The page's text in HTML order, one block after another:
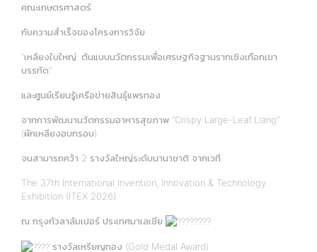
คณะเกษตรศาสตร์
กับความสำเร็จของโครงการวิจัย
“เหลียงใบใหญ่: ต้นแบบนวัตกรรมเพื่อเศรษฐกิจฐานรากเชิงเทือกเขา
บรรทัด”
และศูนย์เรียนรู้เครือข่ายสินธุ์แพรทอง
จากการพัฒนานวัตกรรมอาหารสุขภาพ “Crispy Large-Leaf Liang”
(ผักเหลียงอบกรอบ)
จนสามารถคว้า 2 รางวัลใหญ่ระดับนานาชาติ จากเวที
The 37th International Invention, Innovation & Technology
Exhibition (ITEX 2026)
ณ กรุงกัวลาลัมเปอร์ ประเทศมาเลเซีย
รางวัลเหรียญทอง (Gold Medal Award)